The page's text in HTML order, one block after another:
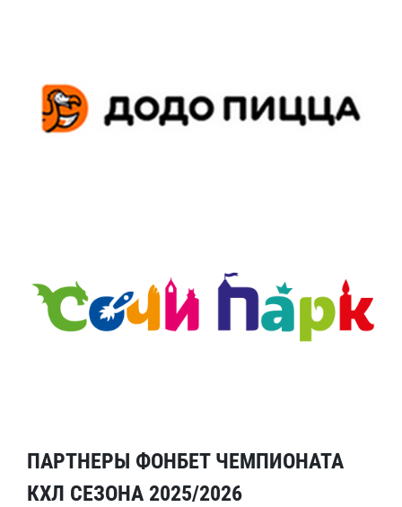
ПАРТНЕРЫ ФОНБЕТ ЧЕМПИОНАТА
КХЛ СЕЗОНА 2025/2026